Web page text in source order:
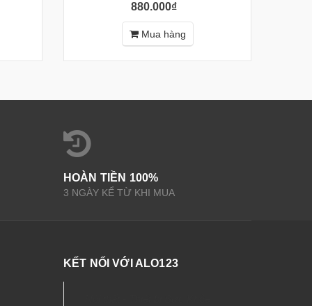
880.000₫
Mua hàng
HOÀN TIỀN 100%
3 NGÀY KỂ TỪ KHI MUA
KẾT NỐI VỚI ALO123